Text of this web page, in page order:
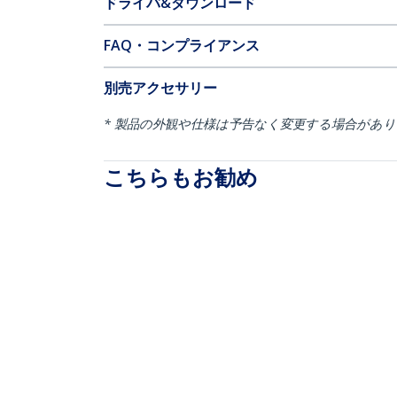
FAQ・コンプライアンス
別売アクセサリー
* 製品の外観や仕様は予告なく変更する場合があ
こちらもお勧め